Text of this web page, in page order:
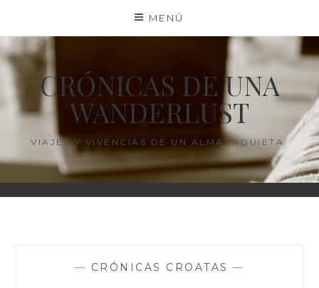
contenido
MENÚ
CRÓNICAS DE UNA
WANDERLUST
VIAJES Y VIVENCIAS DE UN ALMA INQUIETA.
— CRÓNICAS CROATAS —